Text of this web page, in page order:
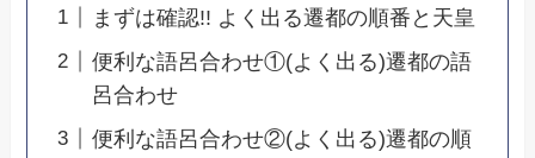
まずは確認!! よく出る遷都の順番と天皇
便利な語呂合わせ①(よく出る)遷都の語
呂合わせ
便利な語呂合わせ②(よく出る)遷都の順